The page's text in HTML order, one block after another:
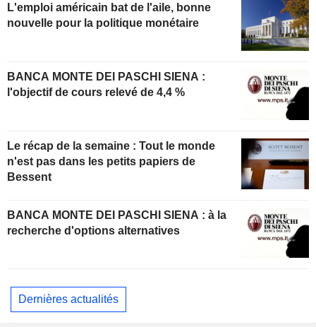
L'emploi américain bat de l'aile, bonne
nouvelle pour la politique monétaire
BANCA MONTE DEI PASCHI SIENA :
l'objectif de cours relevé de 4,4 %
Le récap de la semaine : Tout le monde
n'est pas dans les petits papiers de
Bessent
BANCA MONTE DEI PASCHI SIENA : à la
recherche d'options alternatives
Dernières actualités